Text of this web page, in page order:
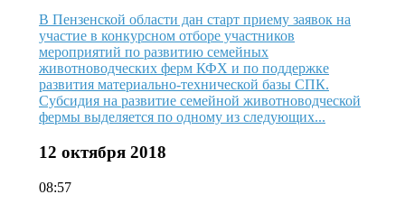
В Пензенской области дан старт приему заявок на
участие в конкурсном отборе участников
мероприятий по развитию семейных
животноводческих ферм КФХ и по поддержке
развития материально-технической базы СПК.
Субсидия на развитие семейной животноводческой
фермы выделяется по одному из следующих...
12 октября 2018
08:57